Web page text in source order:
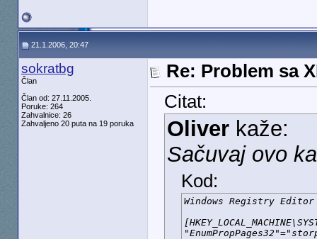
21.1.2006, 20:47
sokratbg
Član
Član od: 27.11.2005.
Poruke: 264
Zahvalnice: 26
Zahvaljeno 20 puta na 19 poruka
Re: Problem sa
Citat:
Oliverkaže:
Sačuvaj ovo
Kod:
Windows Registry